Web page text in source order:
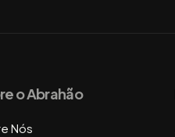
o Abrahão
Nós